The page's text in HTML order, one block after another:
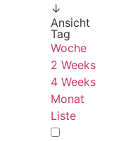
↓
Ansicht
Tag
Woche
2 Weeks
4 Weeks
Monat
Liste